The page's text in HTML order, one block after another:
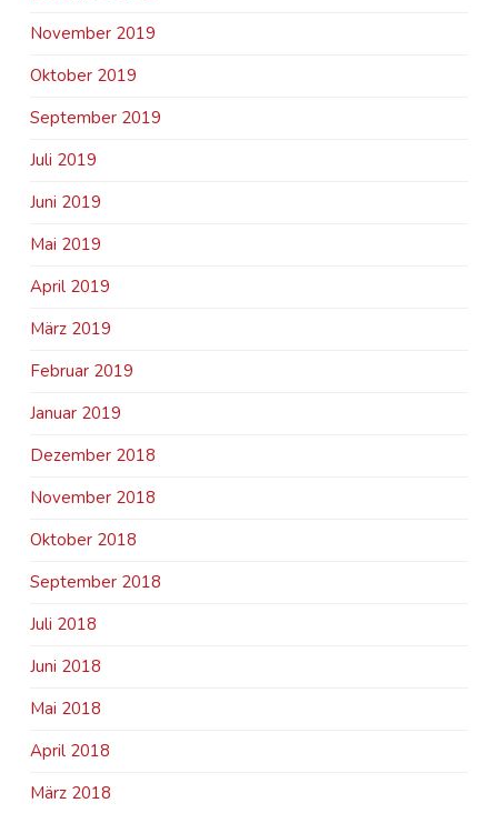
November 2019
Oktober 2019
September 2019
Juli 2019
Juni 2019
Mai 2019
April 2019
März 2019
Februar 2019
Januar 2019
Dezember 2018
November 2018
Oktober 2018
September 2018
Juli 2018
Juni 2018
Mai 2018
April 2018
März 2018